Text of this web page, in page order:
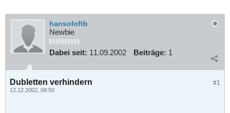
hansoloftb
Newbie
Dabei seit: 11.09.2002 Beiträge: 1
#1
Dubletten verhindern
12.12.2002, 08:50